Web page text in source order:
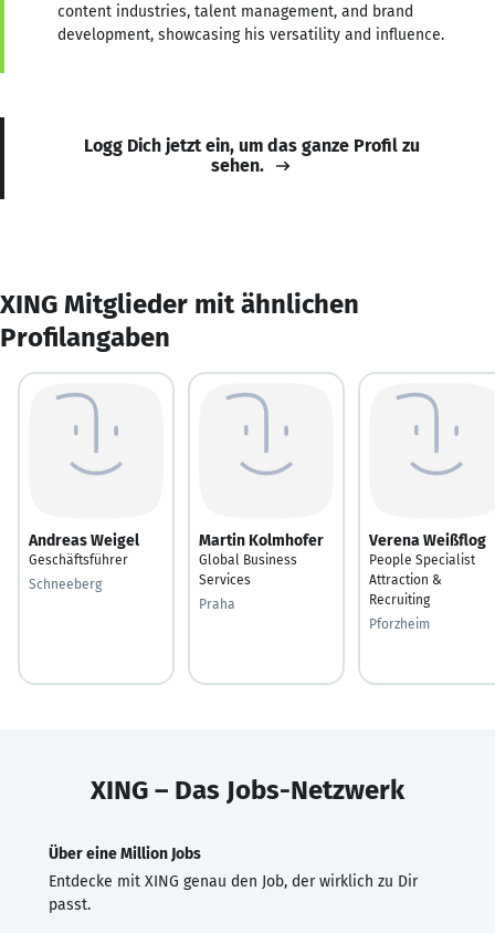
content industries, talent management, and brand
development, showcasing his versatility and influence.
Logg Dich jetzt ein, um das ganze Profil zu
sehen.
XING Mitglieder mit ähnlichen
Profilangaben
Andreas Weigel
Geschäftsführer
Schneeberg
Martin Kolmhofer
Global Business
Services
Praha
Verena Weißflog
People Specialist
Attraction &
Recruiting
Pforzheim
XING – Das Jobs-Netzwerk
Über eine Million Jobs
Entdecke mit XING genau den Job, der wirklich zu Dir
passt.